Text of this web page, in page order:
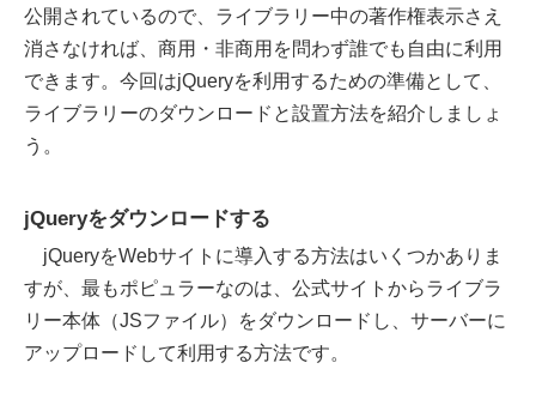
公開されているので、ライブラリー中の著作権表示さえ
消さなければ、商用・非商用を問わず誰でも自由に利用
できます。今回はjQueryを利用するための準備として、
ライブラリーのダウンロードと設置方法を紹介しましょ
う。
jQueryをダウンロードする
jQueryをWebサイトに導入する方法はいくつかありま
すが、最もポピュラーなのは、公式サイトからライブラ
リー本体（JSファイル）をダウンロードし、サーバーに
アップロードして利用する方法です。